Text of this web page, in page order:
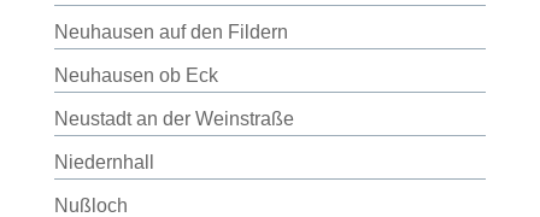
Neuhausen auf den Fildern
Neuhausen ob Eck
Neustadt an der Weinstraße
Niedernhall
Nußloch